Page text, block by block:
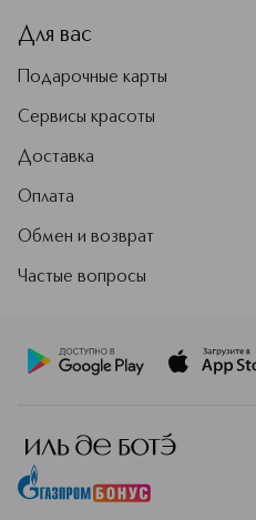
Для вас
Подарочные карты
Сервисы красоты
Доставка
Оплата
Обмен и возврат
Частые вопросы